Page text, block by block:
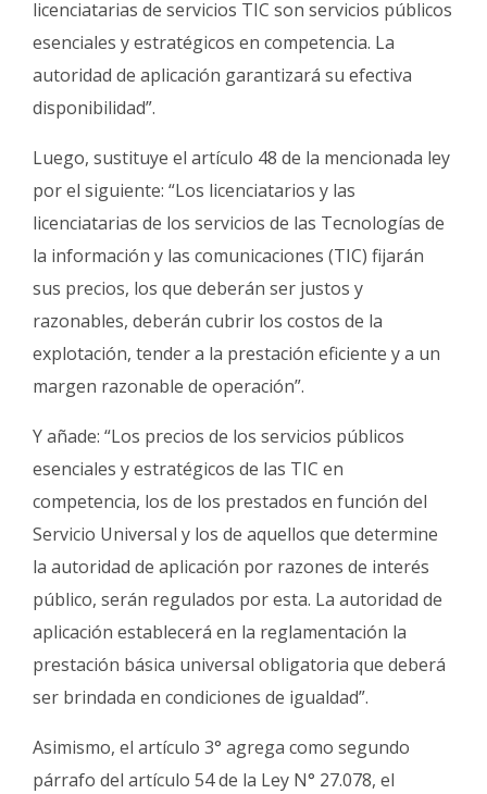
licenciatarias de servicios TIC son servicios públicos
esenciales y estratégicos en competencia. La
autoridad de aplicación garantizará su efectiva
disponibilidad”.
Luego, sustituye el artículo 48 de la mencionada ley
por el siguiente: “Los licenciatarios y las
licenciatarias de los servicios de las Tecnologías de
la información y las comunicaciones (TIC) fijarán
sus precios, los que deberán ser justos y
razonables, deberán cubrir los costos de la
explotación, tender a la prestación eficiente y a un
margen razonable de operación”.
Y añade: “Los precios de los servicios públicos
esenciales y estratégicos de las TIC en
competencia, los de los prestados en función del
Servicio Universal y los de aquellos que determine
la autoridad de aplicación por razones de interés
público, serán regulados por esta. La autoridad de
aplicación establecerá en la reglamentación la
prestación básica universal obligatoria que deberá
ser brindada en condiciones de igualdad”.
Asimismo, el artículo 3° agrega como segundo
párrafo del artículo 54 de la Ley N° 27.078, el